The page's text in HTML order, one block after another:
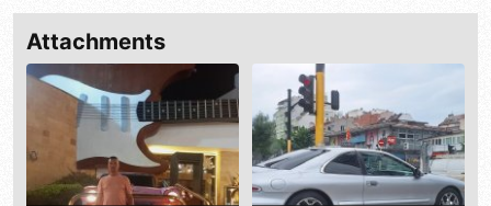
Attachments